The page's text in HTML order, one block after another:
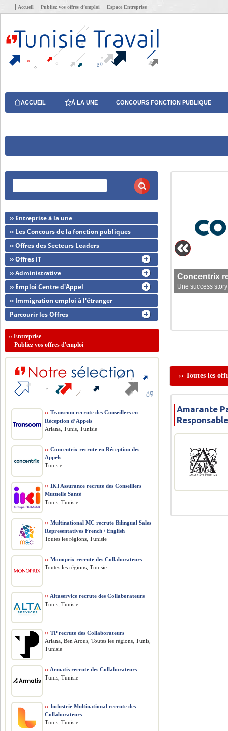
Accueil Publiez vos offres d’emploi Espace Entreprise
ACCUEIL À LA UNE CONCOURS FONCTION PUBLIQUE
Concentrix
Une success
›› Toutes les
Amarante
›› Entreprise à la une
›› Les Concours de la fonction publiques
›› Offres des Secteurs Leaders
›› Offres IT
›› Administrative
›› Emploi Centre d'Appel
›› Immigration emploi à l'étranger
Parcourir les Offres
››Entreprise
Publiez vos offres d'emploi
›› Transcom recrute des Conseillers en
Réception d’Appels
Ariana, Tunis, Tunisie
›› Concentrix recrute en Réception des
Appels
Tunisie
›› IKI Assurance recrute des Conseillers
Mutuelle Santé
Tunis, Tunisie
›› Multinational MC recrute Bilingual Sales
Representatives French / English
Toutes les régions, Tunisie
›› Monoprix recrute des Collaborateurs
Toutes les régions, Tunisie
›› Altaservice recrute des Collaborateurs
Tunis, Tunisie
›› TP recrute des Collaborateurs
Ariana, Ben Arous, Toutes les régions, Tunis,
Tunisie
›› Armatis recrute des Collaborateurs
Tunis, Tunisie
›› Industrie Multinational recrute des
Collaborateurs
Tunis, Tunisie